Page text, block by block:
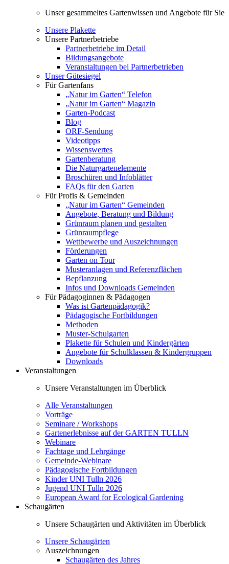
Unser gesammeltes Gartenwissen und Angebote für Sie
Unsere Plakette
Unsere Partnerbetriebe
Partnerbetriebe im Detail
Bildungsangebote
Veranstaltungen bei Partnerbetrieben
Unser Gütesiegel
Für Gartenfans
„Natur im Garten“ Telefon
„Natur im Garten“ Magazin
Garten-Podcast
Blog
ORF-Sendung
Videotipps
Wissenswertes
Gartenberatung
Die Naturgartenelemente
Broschüren und Infoblätter
FAQs für den Garten
Für Profis & Gemeinden
„Natur im Garten“ Gemeinden
Angebote, Beratung und Bildung
Grünraum planen und gestalten
Grünraumpflege
Wettbewerbe und Auszeichnungen
Förderungen
Garten on Tour
Musteranlagen und Referenzflächen
Bepflanzung
Infos und Downloads Gemeinden
Für Pädagoginnen & Pädagogen
Was ist Gartenpädagogik?
Pädagogische Fortbildungen
Methoden
Muster-Schulgarten
Plakette für Schulen und Kindergärten
Angebote für Schulklassen & Kindergruppen
Downloads
Veranstaltungen
Unsere Veranstaltungen im Überblick
Alle Veranstaltungen
Vorträge
Seminare / Workshops
Gartenerlebnisse auf der GARTEN TULLN
Webinare
Fachtage und Lehrgänge
Gemeinde-Webinare
Pädagogische Fortbildungen
Kinder UNI Tulln 2026
Jugend UNI Tulln 2026
European Award for Ecological Gardening
Schaugärten
Unsere Schaugärten und Aktivitäten im Überblick
Unsere Schaugärten
Auszeichnungen
Schaugärten des Jahres